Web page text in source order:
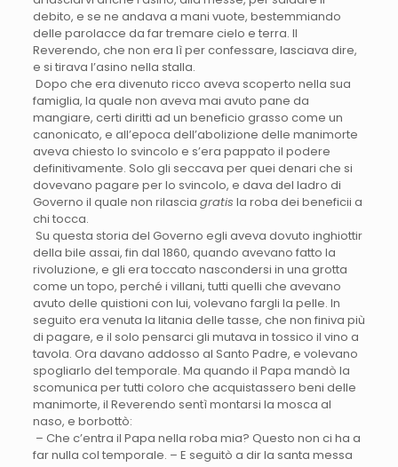
debito, e se ne andava a mani vuote, bestemmiando
delle parolacce da far tremare cielo e terra. Il
Reverendo, che non era lì per confessare, lasciava dire,
e si tirava l’asino nella stalla.
Dopo che era divenuto ricco aveva scoperto nella sua
famiglia, la quale non aveva mai avuto pane da
mangiare, certi diritti ad un beneficio grasso come un
canonicato, e all’epoca dell’abolizione delle manimorte
aveva chiesto lo svincolo e s’era pappato il podere
definitivamente. Solo gli seccava per quei denari che si
dovevano pagare per lo svincolo, e dava del ladro di
Governo il quale non rilascia gratis la roba dei beneficii a
chi tocca.
Su questa storia del Governo egli aveva dovuto inghiottir
della bile assai, fin dal 1860, quando avevano fatto la
rivoluzione, e gli era toccato nascondersi in una grotta
come un topo, perché i villani, tutti quelli che avevano
avuto delle quistioni con lui, volevano fargli la pelle. In
seguito era venuta la litania delle tasse, che non finiva più
di pagare, e il solo pensarci gli mutava in tossico il vino a
tavola. Ora davano addosso al Santo Padre, e volevano
spogliarlo del temporale. Ma quando il Papa mandò la
scomunica per tutti coloro che acquistassero beni delle
manimorte, il Reverendo sentì montarsi la mosca al
naso, e borbottò:
– Che c’entra il Papa nella roba mia? Questo non ci ha a
far nulla col temporale. – E seguitò a dir la santa messa